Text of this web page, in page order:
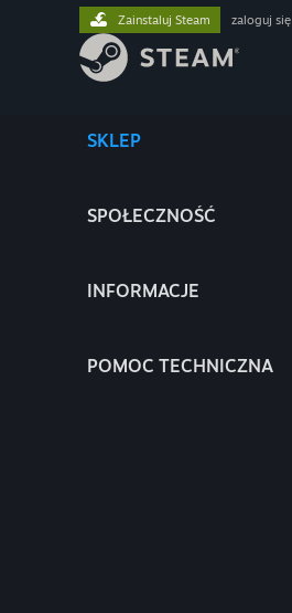
SKLEP
SPOŁECZNOŚĆ
INFORMACJE
POMOC TECHNICZNA
Zainstaluj Steam zaloguj się